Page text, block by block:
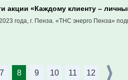
акции «Каждому клиенту –
года, г. Пенза. «ТНС энерго Пенза»
7 8 9 10 11 12